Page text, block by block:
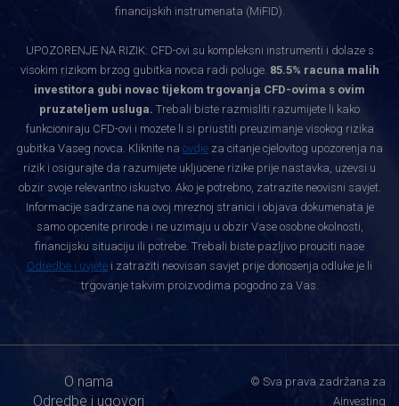
financijskih instrumenata (MiFID).
UPOZORENJE NA RIZIK: CFD-ovi su kompleksni instrumenti i dolaze s
visokim rizikom brzog gubitka novca radi poluge. 85.5% racuna malih
investitora gubi novac tijekom trgovanja CFD-ovima s ovim
pruzateljem usluga. Trebali biste razmisliti razumijete li kako
funkcioniraju CFD-ovi i mozete li si priustiti preuzimanje visokog rizika
gubitka Vaseg novca. Kliknite na ovdje za citanje cjelovitog upozorenja na
rizik i osigurajte da razumijete ukljucene rizike prije nastavka, uzevsi u
obzir svoje relevantno iskustvo. Ako je potrebno, zatrazite neovisni savjet.
Informacije sadrzane na ovoj mreznoj stranici i objava dokumenata je
samo opcenite prirode i ne uzimaju u obzir Vase osobne okolnosti,
financijsku situaciju ili potrebe. Trebali biste pazljivo prouciti nase
Odredbe i uvjete i zatraziti neovisan savjet prije donosenja odluke je li
trgovanje takvim proizvodima pogodno za Vas.
O nama
Odredbe i ugovori
© Sva prava zadržana za
Ainvesting